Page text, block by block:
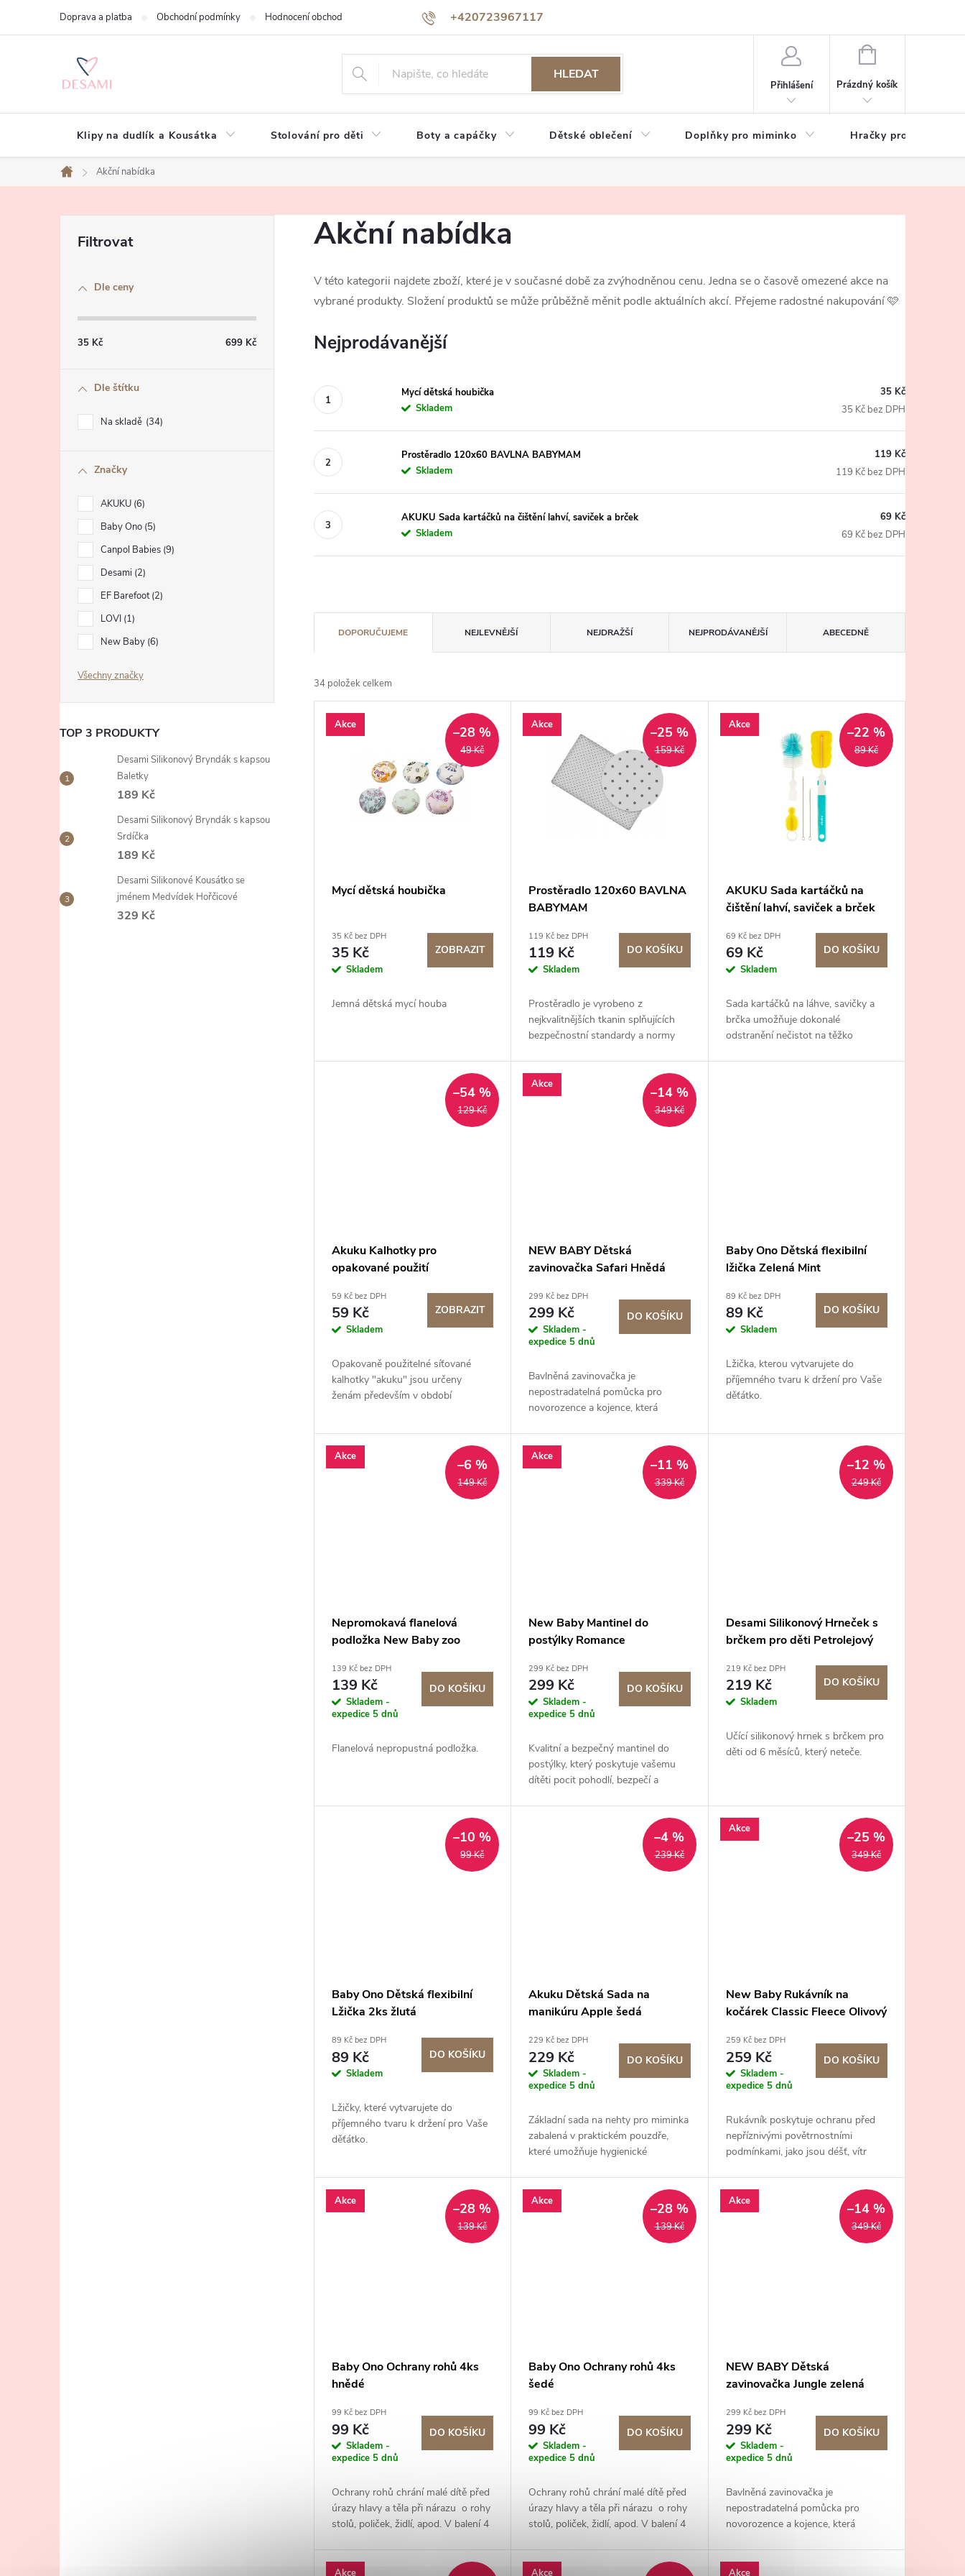
+420723967117
Doprava a platba Obchodní podmínky Hodnocení obchodu Jak nakupovat Reklamace a vrácení zboží
HLEDAT
Přihlášení
NÁKUPNÍ
Prázdný košík
Klipy na dudlík a Kousátka Stolování pro děti Boty a capáčky Dětské oblečení Doplňky pro miminko Hračky pro děti
Domů
Akční nabídka
l
Dle ceny
35 Kč 699 Kč
Dle štítku
Na skladě 34
Značky
AKUKU 6
Baby Ono 5
Canpol Babies 9
Desami 2
EF Barefoot 2
LOVI 1
New Baby 6
Všechny značky
TOP 3 PRODUKTY
Desami Silikonový Bryndák s kapsou
Baletky
189 Kč
Desami Silikonový Bryndák s kapsou
Srdíčka
189 Kč
Desami Silikonové Kousátko se
jménem Medvídek Hořčicové
329 Kč
Akční nabídka
V této kategorii najdete zboží, které je v současné době za zvýhodněnou cenu. Jedna se o časově omezené akce na
vybrané produkty. Složení produktů se může průběžně měnit podle aktuálních akcí. Přejeme radostné nakupování🩷
Nejprodávanější
Mycí dětská houbička
Skladem
35 Kč
35 Kč bez DPH
Prostěradlo 120x60 BAVLNA BABYMAM
Skladem
119 Kč
119 Kč bez DPH
AKUKU Sada kartáčků na čištění lahví, saviček a brček
Skladem
69 Kč
69 Kč bez DPH
a
z
e
t
DOPORUČUJEME NEJLEVNĚJŠÍ NEJDRAŽŠÍ NEJPRODÁVANĚJŠÍ ABECEDNĚ
34 položek celkem
VAkce
49 Kč
–28 %
Mycí dětská houbička
35 Kč bez DPH
35 Kč
Skladem
ZOBRAZIT
Jemná dětská mycí houba
Akce
159 Kč
–25 %
Prostěradlo 120x60 BAVLNA
BABYMAM
119 Kč bez DPH
119 Kč
Skladem
DO KOŠÍKU
Prostěradlo je vyrobeno z
nejkvalitnějších tkanin splňujících
bezpečnostní standardy a normy
Akce
89 Kč
–22 %
AKUKU Sada kartáčků na
čištění lahví, saviček a brček
69 Kč bez DPH
69 Kč
Skladem
DO KOŠÍKU
Sada kartáčků na láhve, savičky a
brčka umožňuje dokonalé
odstranění nečistot na těžko
129 Kč
–54 %
Akuku Kalhotky pro
opakované použití
59 Kč bez DPH
59 Kč
Skladem
ZOBRAZIT
Opakovaně použitelné síťované
kalhotky "akuku" jsou určeny
ženám především v období
Akce
349 Kč
–14 %
NEW BABY Dětská
zavinovačka Safari Hnědá
299 Kč bez DPH
299 Kč
Skladem -
expedice 5 dnů
DO KOŠÍKU
Bavlněná zavinovačka je
nepostradatelná pomůcka pro
novorozence a kojence, která
Baby Ono Dětská flexibilní
lžička Zelená Mint
89 Kč bez DPH
89 Kč
Skladem
DO KOŠÍKU
Lžička, kterou vytvarujete do
příjemného tvaru k držení pro Vaše
děťátko.
Akce
149 Kč
–6 %
Nepromokavá flanelová
podložka New Baby zoo
139 Kč bez DPH
139 Kč
Skladem -
expedice 5 dnů
DO KOŠÍKU
Flanelová nepropustná podložka.
Akce
339 Kč
–11 %
New Baby Mantinel do
postýlky Romance
299 Kč bez DPH
299 Kč
Skladem -
expedice 5 dnů
DO KOŠÍKU
Kvalitní a bezpečný mantinel do
postýlky, který poskytuje vašemu
dítěti pocit pohodlí, bezpečí a
249 Kč
–12 %
Desami Silikonový Hrneček s
brčkem pro děti Petrolejový
219 Kč bez DPH
219 Kč
Skladem
DO KOŠÍKU
Učící silikonový hrnek s brčkem pro
děti od 6 měsíců, který neteče.
99 Kč
–10 %
Baby Ono Dětská flexibilní
Lžička 2ks žlutá
89 Kč bez DPH
89 Kč
Skladem
DO KOŠÍKU
Lžičky, které vytvarujete do
příjemného tvaru k držení pro Vaše
děťátko.
239 Kč
–4 %
Akuku Dětská Sada na
manikúru Apple šedá
229 Kč bez DPH
229 Kč
Skladem -
expedice 5 dnů
DO KOŠÍKU
Základní sada na nehty pro miminka
zabalená v praktickém pouzdře,
které umožňuje hygienické
prvků – nůžek,...
Akce
349 Kč
–25 %
New Baby Rukávník na
kočárek Classic Fleece Olivový
259 Kč bez DPH
259 Kč
Skladem -
expedice 5 dnů
DO KOŠÍKU
Rukávník poskytuje ochranu před
nepříznivými povětrnostními
podmínkami, jako jsou déšť, vítr
nepříznivém počasí.
Akce
139 Kč
–28 %
Baby Ono Ochrany rohů 4ks
hnědé
99 Kč bez DPH
99 Kč
Skladem -
expedice 5 dnů
DO KOŠÍKU
Ochrany rohů chrání malé dítě před
úrazy hlavy a těla při nárazu o rohy
stolů, poliček, židlí, apod. V balení 4
Akce
139 Kč
–28 %
Baby Ono Ochrany rohů 4ks
šedé
99 Kč bez DPH
99 Kč
Skladem -
expedice 5 dnů
DO KOŠÍKU
Ochrany rohů chrání malé dítě před
úrazy hlavy a těla při nárazu o rohy
stolů, poliček, židlí, apod. V balení 4
Akce
349 Kč
–14 %
NEW BABY Dětská
zavinovačka Jungle zelená
299 Kč bez DPH
299 Kč
Skladem -
expedice 5 dnů
DO KOŠÍKU
Bavlněná zavinovačka je
nepostradatelná pomůcka pro
novorozence a kojence, která
Akce Akce Akce